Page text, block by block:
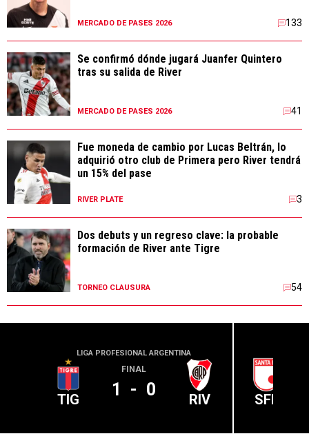
MERCADO DE PASES 2026 133
Se confirmó dónde jugará Juanfer Quintero
tras su salida de River
MERCADO DE PASES 2026 41
Fue moneda de cambio por Lucas Beltrán, lo
adquirió otro club de Primera pero River tendrá
un 15% del pase
RIVER PLATE 3
Dos debuts y un regreso clave: la probable
formación de River ante Tigre
TORNEO CLAUSURA 54
LIGA PROFESIONAL ARGENTINA
TIG
FINAL
1 - 0 RIV SFE